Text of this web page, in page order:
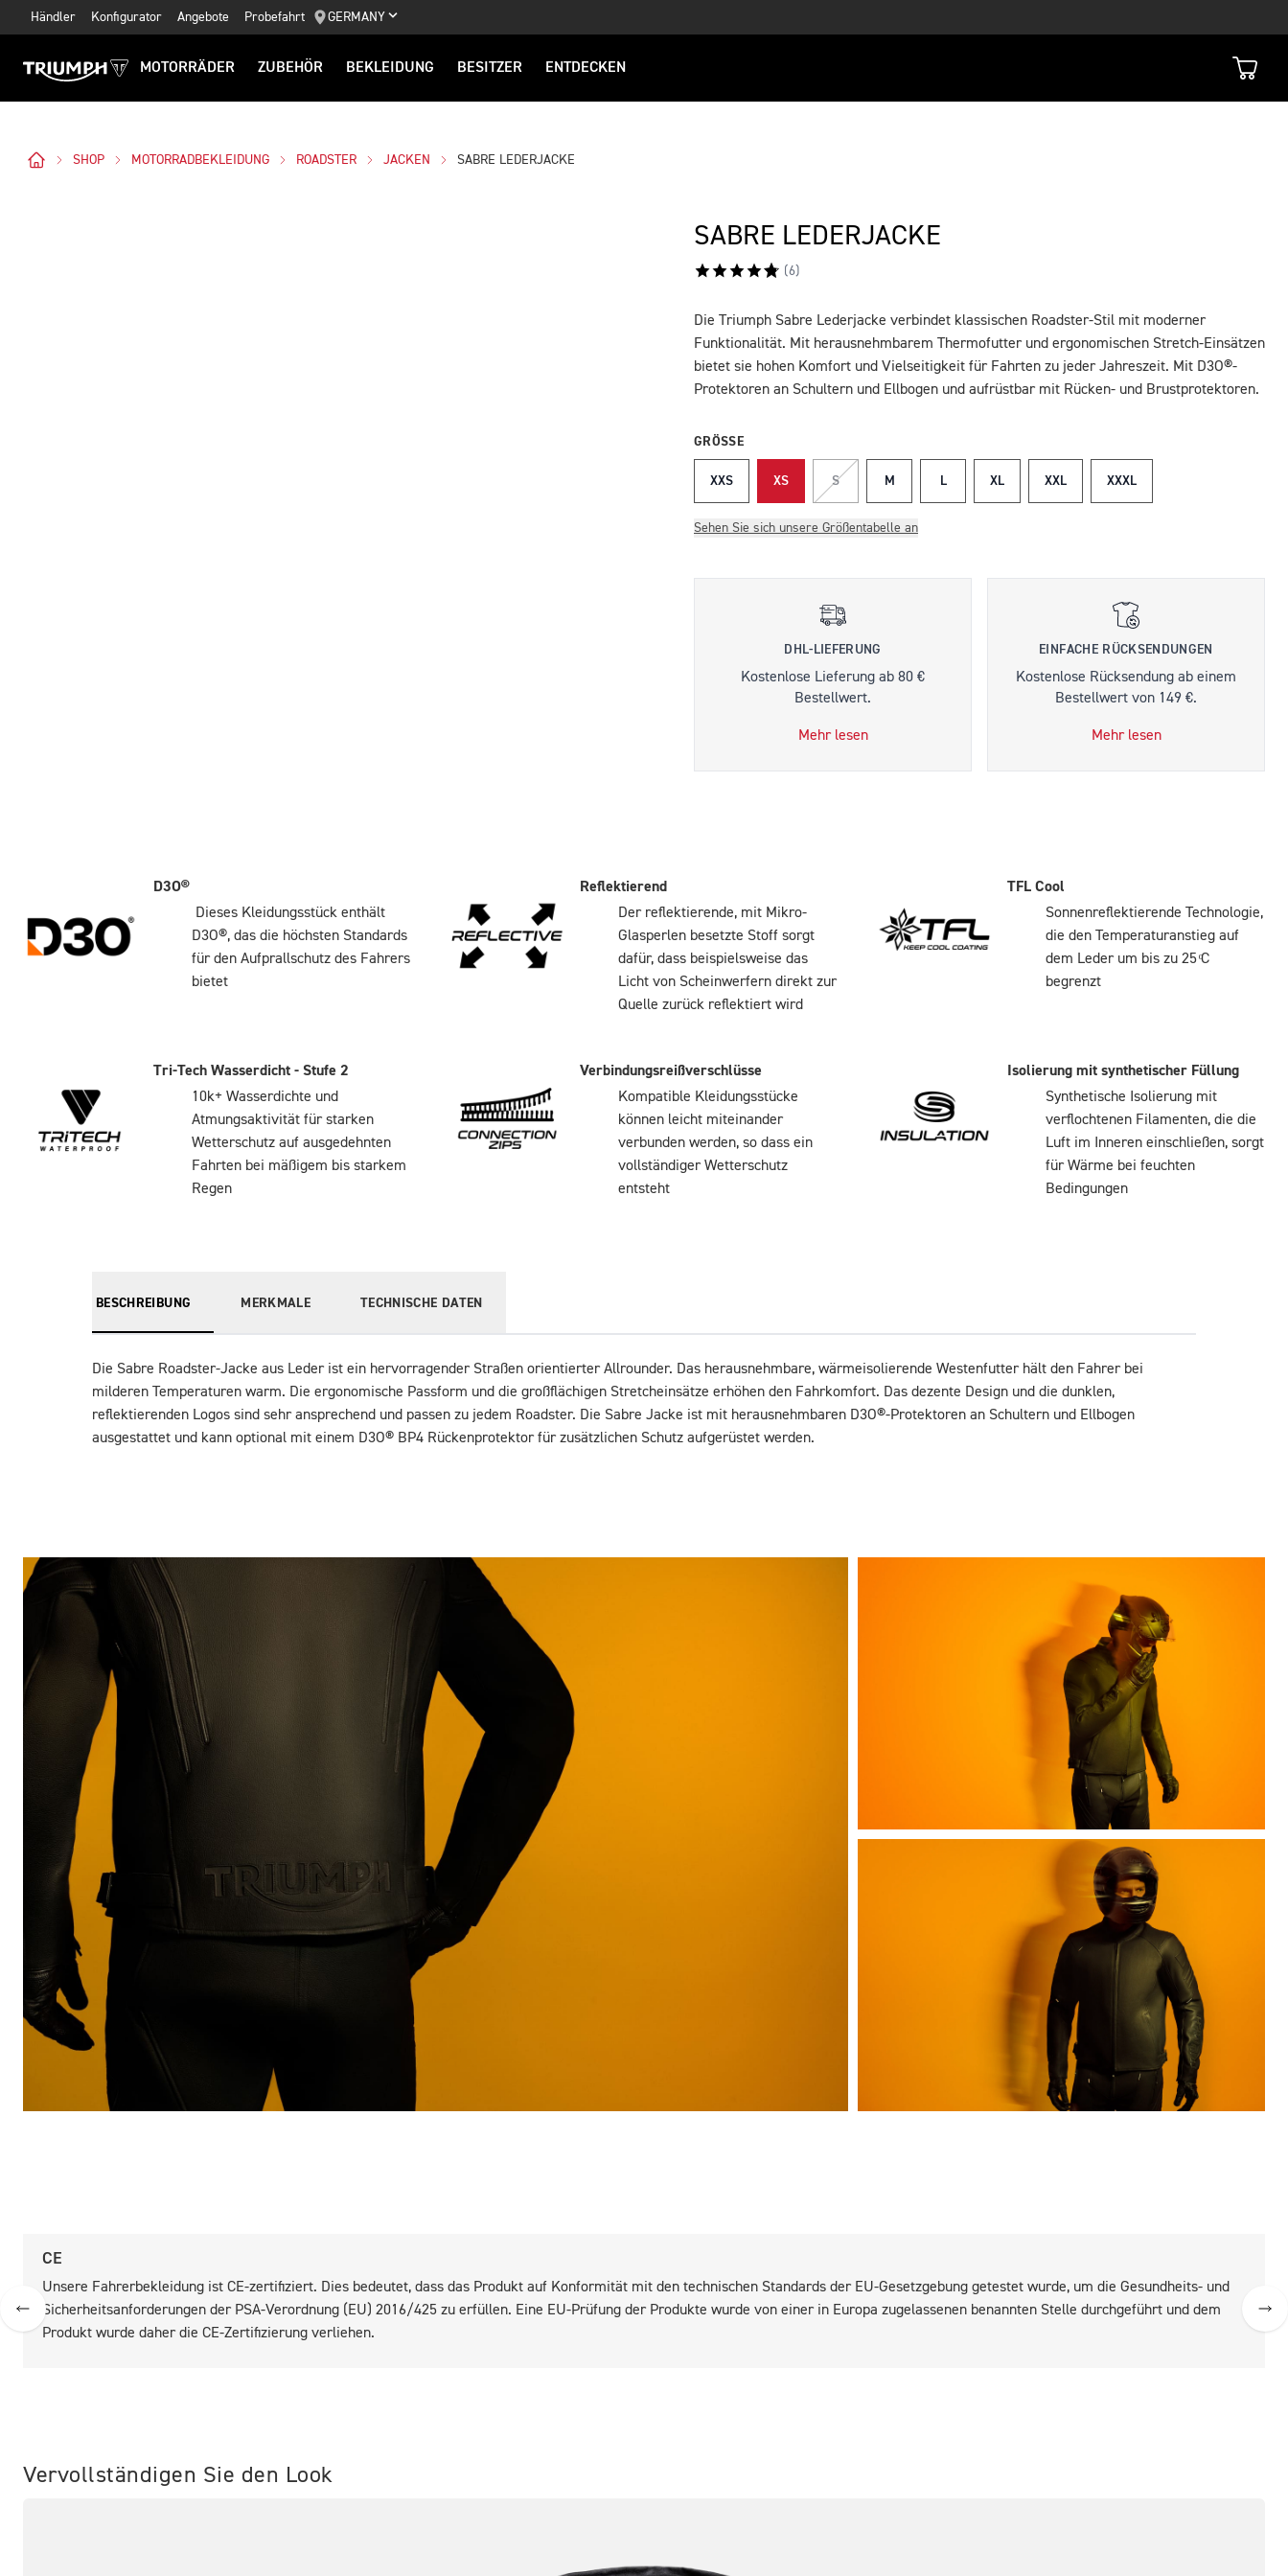
Händler Konfigurator Angebote Probefahrt GERMANY
MOTORRÄDER ZUBEHÖR BEKLEIDUNG BESITZER ENTDECKEN
SHOP MOTORRADBEKLEIDUNG ROADSTER JACKEN SABRE LEDERJACKE
SABRE LEDERJACKE
(6)
BESCHREIBUNG
Die Triumph Sabre Lederjacke verbindet klassischen Roadster-Stil mit moderner
Funktionalität. Mit herausnehmbarem Thermofutter und ergonomischen Stretch-Einsätzen
bietet sie hohen Komfort und Vielseitigkeit für Fahrten zu jeder Jahreszeit. Mit D3O®-
Protektoren an Schultern und Ellbogen und aufrüstbar mit Rücken- und Brustprotektoren.
GRÖSSE
XXS XS S M L XL XXL XXXL
Sehen Sie sich unsere Größentabelle an
DHL-LIEFERUNG
Kostenlose Lieferung ab 80 €
Bestellwert.
Mehr lesen
EINFACHE RÜCKSENDUNGEN
Kostenlose Rücksendung ab einem
Bestellwert von 149 €.
Mehr lesen
D3O®
Dieses Kleidungsstück enthält
D3O®, das die höchsten Standards
für den Aufprallschutz des Fahrers
bietet
Reflektierend
Der reflektierende, mit Mikro-
Glasperlen besetzte Stoff sorgt
dafür, dass beispielsweise das
Licht von Scheinwerfern direkt zur
Quelle zurück reflektiert wird
TFL Cool
Sonnenreflektierende Technologie,
die den Temperaturanstieg auf
dem Leder um bis zu 25 ͦC
begrenzt
Tri-Tech Wasserdicht - Stufe 2
10k+ Wasserdichte und
Atmungsaktivität für starken
Wetterschutz auf ausgedehnten
Fahrten bei mäßigem bis starkem
Regen
Verbindungsreißverschlüsse
Kompatible Kleidungsstücke
können leicht miteinander
verbunden werden, so dass ein
vollständiger Wetterschutz
entsteht
Isolierung mit synthetischer Füllung
Synthetische Isolierung mit
verflochtenen Filamenten, die die
Luft im Inneren einschließen, sorgt
für Wärme bei feuchten
Bedingungen
BESCHREIBUNG MERKMALE TECHNISCHE DATEN
Die Sabre Roadster-Jacke aus Leder ist ein hervorragender Straßen orientierter Allrounder. Das herausnehmbare, wärmeisolierende Westenfutter hält den Fahrer bei
milderen Temperaturen warm. Die ergonomische Passform und die großflächigen Stretcheinsätze erhöhen den Fahrkomfort. Das dezente Design und die dunklen,
reflektierenden Logos sind sehr ansprechend und passen zu jedem Roadster. Die Sabre Jacke ist mit herausnehmbaren D3O®-Protektoren an Schultern und Ellbogen
ausgestattet und kann optional mit einem D3O® BP4 Rückenprotektor für zusätzlichen Schutz aufgerüstet werden.
CE
Unsere Fahrerbekleidung ist CE-zertifiziert. Dies bedeutet, dass das Produkt auf Konformität mit den technischen Standards der EU-Gesetzgebung getestet wurde, um die Gesundheits- und
Sicherheitsanforderungen der PSA-Verordnung (EU) 2016/425 zu erfüllen. Eine EU-Prüfung der Produkte wurde von einer in Europa zugelassenen benannten Stelle durchgeführt und dem
Produkt wurde daher die CE-Zertifizierung verliehen.
Vervollständigen Sie den Look